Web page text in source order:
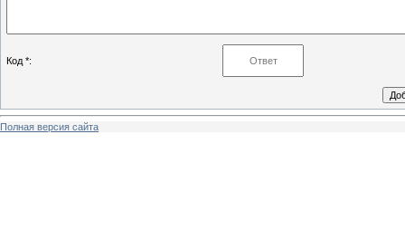
Код *:
Полная версия сайта